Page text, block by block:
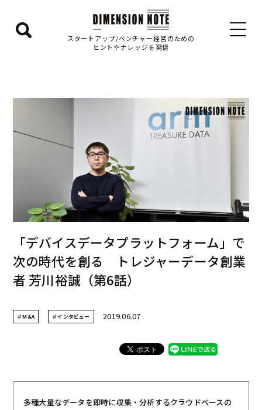
検
を
す
スタートアップ/ベンチャー経営のための
ヒントやナレッジを発信
「デバイスデータプラットフォーム」で
次の時代を創る トレジャーデータ創業
者 芳川裕誠（第6話）
＃M&A ＃インタビュー 2019.06.07
多種大量なデータを即時に収集・分析するクラウドベースの